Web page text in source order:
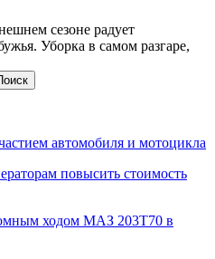
сезоне радует
Уборка в самом разгаре,
автомобиля и мотоцикла
повысить стоимость
ходом МАЗ 203Т70 в